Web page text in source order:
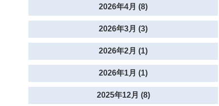
2026年4月 (8)
2026年3月 (3)
2026年2月 (1)
2026年1月 (1)
2025年12月 (8)